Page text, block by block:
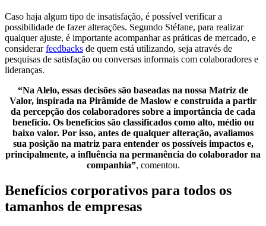
Caso haja algum tipo de insatisfação, é possível verificar a
possibilidade de fazer alterações. Segundo Stéfane, para realizar
qualquer ajuste, é importante acompanhar as práticas de mercado, e
considerarfeedbacks de quem está utilizando, seja através de
pesquisas de satisfação ou conversas informais com colaboradores e
lideranças.
“Na Alelo, essas decisões são baseadas na nossa Matriz de
Valor, inspirada na Pirâmide de Maslow e construída a partir
da percepção dos colaboradores sobre a importância de cada
benefício. Os benefícios são classificados como alto, médio ou
baixo valor. Por isso, antes de qualquer alteração, avaliamos
sua posição na matriz para entender os possíveis impactos e,
principalmente, a influência na permanência do colaborador na
companhia”, comentou.
Benefícios corporativos para todos os
tamanhos de empresas